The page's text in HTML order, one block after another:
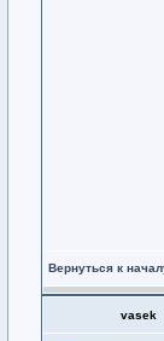
Вернуться к
vasek